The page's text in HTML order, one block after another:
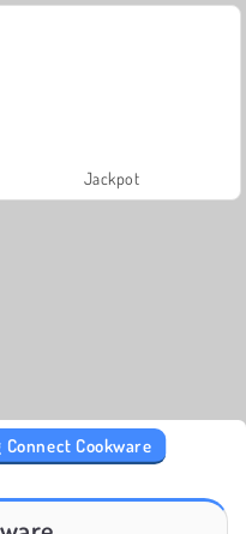
Jackpot
Connect Cookware